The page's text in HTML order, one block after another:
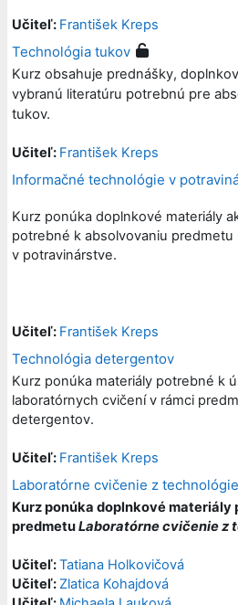
Učiteľ: František Kreps
Technológia tukov
Kurz obsahuje prednášky,
vybranú literatúru potrebnú pre
tukov.
Učiteľ: František Kreps
Informačné technológie v
Kurz ponúka doplnkové materiály
potrebné k absolvovaniu
v potravinárstve.
Učiteľ: František Kreps
Technológia detergentov
Kurz ponúka materiály potrebné k
laboratórnych cvičení v rámci
detergentov.
Učiteľ: František Kreps
Laboratórne cvičenie z
Kurz ponúka doplnkové materiály
predmetuLaboratórne cvičenie z
Učiteľ:Tatiana Holkovičová
Učiteľ: Zlatica Kohajdová